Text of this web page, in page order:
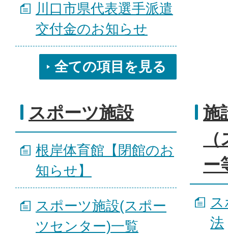
川口市県代表選手派遣
交付金のお知らせ
全ての項目を見る
スポーツ施設
根岸体育館【閉館のお
知らせ】
スポーツ施設(スポー
ツセンター)一覧
施
ー
法